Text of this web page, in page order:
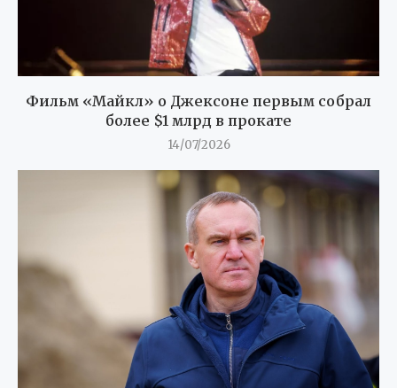
Фильм «Майкл» о Джексоне первым собрал
более $1 млрд в прокате
14/07/2026